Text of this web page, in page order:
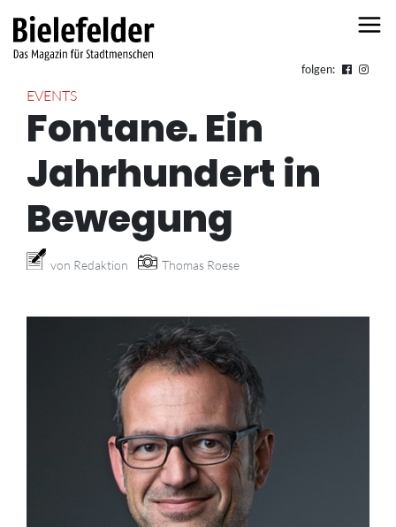
folgen:
EVENTS
Fontane. Ein
Jahrhundert in
Bewegung
von Redaktion Thomas Roese